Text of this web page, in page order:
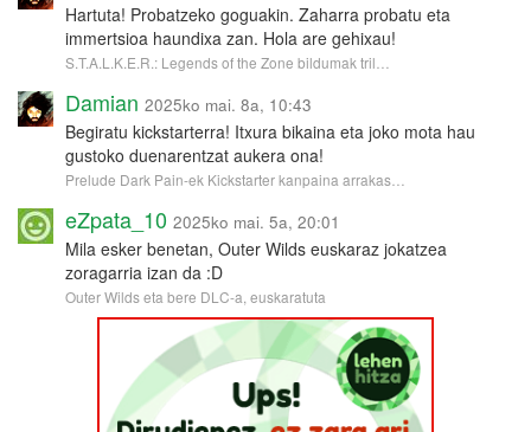
Hartuta! Probatzeko goguakin. Zaharra probatu eta
immertsioa haundixa zan. Hola are gehixau!
S.T.A.L.K.E.R.: Legends of the Zone bildumak tril…
Damian 2025ko mai. 8a, 10:43
Begiratu kickstarterra! Itxura bikaina eta joko mota hau
gustoko duenarentzat aukera ona!
Prelude Dark Pain-ek Kickstarter kanpaina arrakas…
eZpata_10 2025ko mai. 5a, 20:01
Mila esker benetan, Outer Wilds euskaraz jokatzea
zoragarria izan da :D
Outer Wilds eta bere DLC-a, euskaratuta